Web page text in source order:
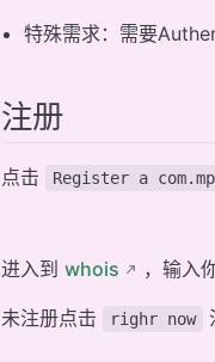
特殊需求：需要
注册
点击 Register a com.mp
进入到 whois ，输入
未注册点击 righr now